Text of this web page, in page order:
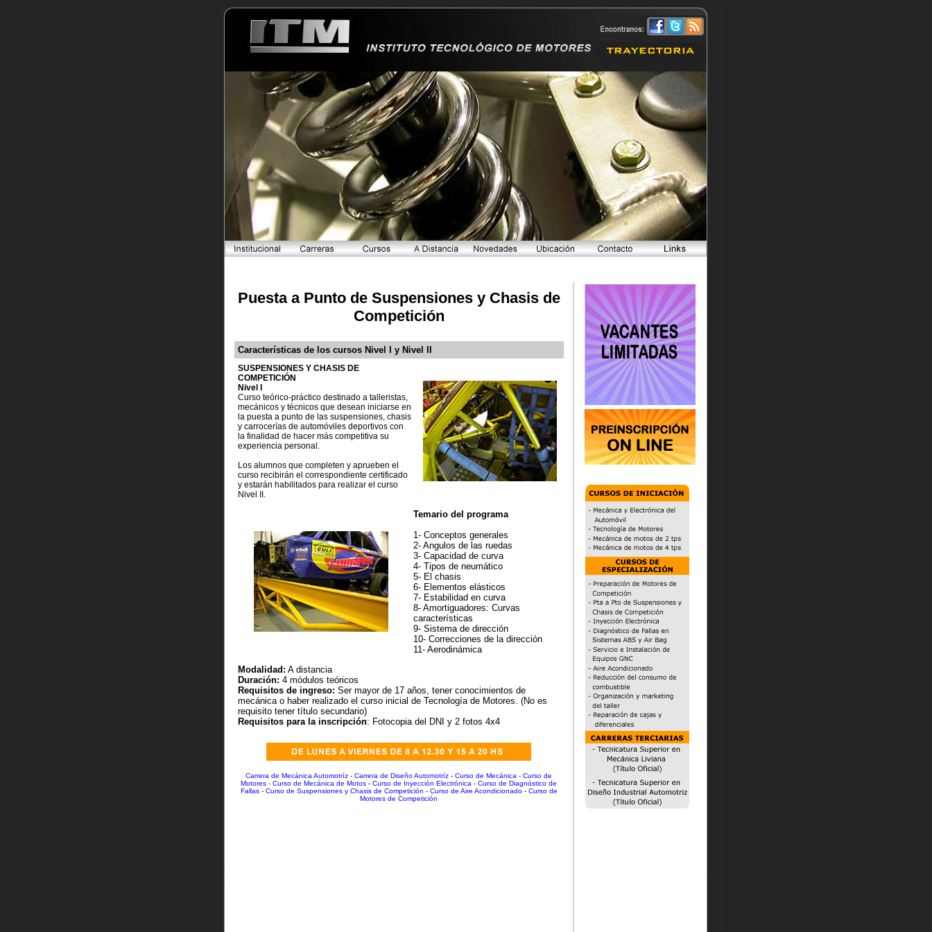
Puesta a Punto de Suspensiones y Chasis de
Competición
Características de los cursos Nivel I y Nivel II
SUSPENSIONES Y CHASIS DE
COMPETICIÓN
Nivel I
Curso teórico-práctico destinado a talleristas,
mecánicos y técnicos que desean iniciarse en
la puesta a punto de las suspensiones, chasis
y carrocerías de automóviles deportivos con
la finalidad de hacer más competitiva su
experiencia personal.
Los alumnos que completen y aprueben el
curso recibirán el correspondiente certificado
y estarán habilitados para realizar el curso
Nivel II.
Temario del programa
1- Conceptos generales
2- Angulos de las ruedas
3- Capacidad de curva
4- Tipos de neumático
5- El chasis
6- Elementos elásticos
7- Estabilidad en curva
8- Amortiguadores: Curvas
características
9- Sistema de dirección
10- Correcciones de la dirección
11- Aerodinámica
Modalidad: A distancia
Duración: 4 módulos teóricos
Requisitos de ingreso: Ser mayor de 17 años, tener conocimientos de
mecánica o haber realizado el curso inicial de Tecnología de Motores. (No es
requisito tener título secundario)
Requisitos para la inscripción: Fotocopia del DNI y 2 fotos 4x4
Carrera de Mecánica Automotríz - Carrera de Diseño Automotríz - Curso de Mecánica - Curso de
Motores - Curso de Mecánica de Motos - Curso de Inyección Electrónica - Curso de Diagnóstico de
Fallas- Curso de Suspensiones y Chasis de Competición - Curso de Aire Acondicionado- Curso de
Motores de Competición